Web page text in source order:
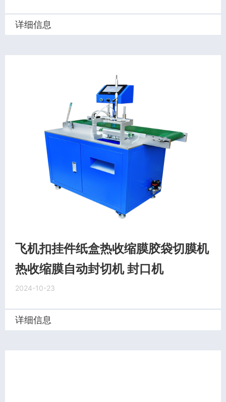
详细信息
飞机扣挂件纸盒热收缩膜胶袋切膜机
热收缩膜自动封切机 封口机
2024-10-23
详细信息